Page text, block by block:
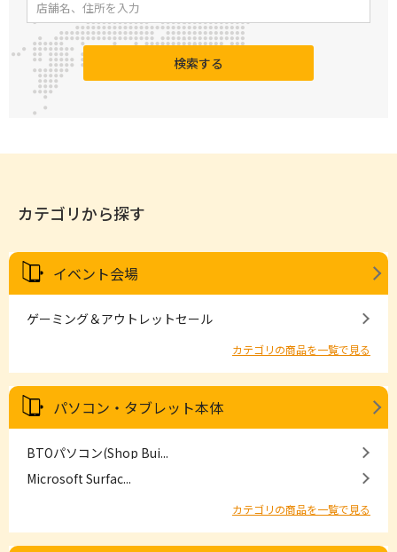
検索する
カテゴリから探す
イベント会場
ゲーミング＆アウトレットセール
カテゴリの商品を一覧で見る
パソコン・タブレット本体
BTOパソコン(Shop Bui...
Microsoft Surfac...
カテゴリの商品を一覧で見る